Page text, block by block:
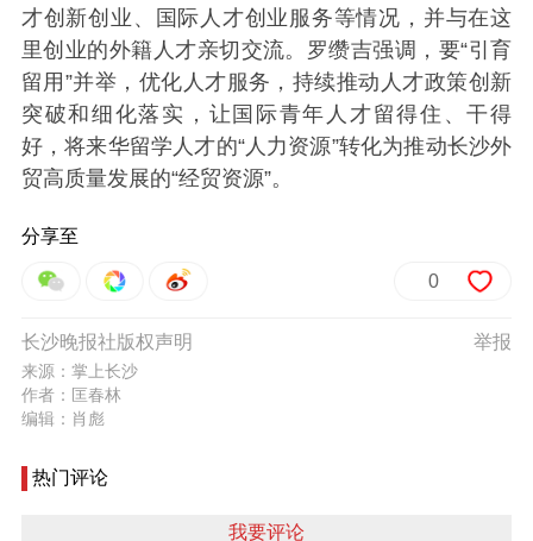
才创新创业、国际人才创业服务等情况，并与在这
里创业的外籍人才亲切交流。罗缵吉强调，要“引育
留用”并举，优化人才服务，持续推动人才政策创新
突破和细化落实，让国际青年人才留得住、干得
好，将来华留学人才的“人力资源”转化为推动长沙外
贸高质量发展的“经贸资源”。
分享至
0
举报
长沙晚报社版权声明
来源：掌上长沙
作者：匡春林
编辑：肖彪
热门评论
我要评论